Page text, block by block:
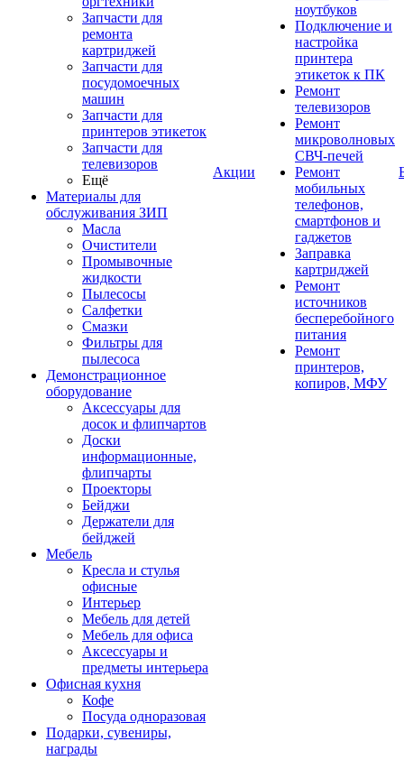
Запчасти для
ремонта
картриджей
Запчасти для
посудомоечных
машин
Запчасти для
принтеров этикеток
Запчасти для
телевизоров
Ещё
Материалы для
обслуживания ЗИП
Масла
Очистители
Промывочные
жидкости
Пылесосы
Салфетки
Смазки
Фильтры для
пылесоса
Демонстрационное
оборудование
Аксессуары для
досок и флипчартов
Доски
информационные,
флипчарты
Проекторы
Бейджи
Держатели для
бейджей
Мебель
Кресла и стулья
офисные
Интерьер
Мебель для детей
Мебель для офиса
Аксессуары и
предметы интерьера
Офисная кухня
Кофе
Посуда одноразовая
Подарки, сувениры,
награды
Акции
ноутбуков
Подключение и
настройка
принтера
этикеток к ПК
Ремонт
телевизоров
Ремонт
микроволновых
СВЧ-печей
Ремонт
мобильных
телефонов,
смартфонов и
гаджетов
Заправка
картриджей
Ремонт
источников
бесперебойного
питания
Ремонт
принтеров,
копиров, МФУ